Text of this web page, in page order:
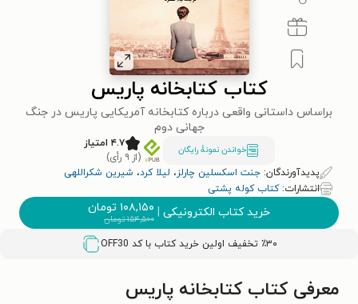
کتاب کتابخانه پاریس
براساس داستانی واقعی درباره کتابخانه آمریکایی پاریس در جنگ
جهانی دوم
خواندن نمونۀ رایگان
۴.۷ امتیاز
(از ۹ رأی)
پدیدآورندگان: جنت اسکسلین چارلز، لیلا کرد، شیرین شکراللهی
انتشارات:کتاب کوله پشتی
خرید کتاب الکترونیکی | ۱۰۸,۱۵۰ تومان
۱۵۴,۵۰۰تومان
٪۳۰ تخفیف اولین خرید کتاب با کد OFF30
معرفی کتاب کتابخانه پاریس